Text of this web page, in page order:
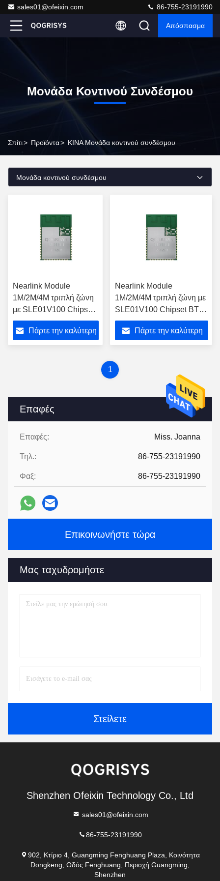
sales01@ofeixin.com 86-755-23191990
Απόσπασμα
Μονάδα Κοντινού Συνδέσμου
Σπίτι> Προϊόντα> ΚΙΝΑ Μονάδα κοντινού συνδέσμου
Επαφές
Επαφές: Miss. Joanna
Τηλ.: 86-755-23191990
Φαξ: 86-755-23191990
Επικοινωνήστε τώρα
Μας ταχυδρομήστε
Στείλετε
Μονάδα κοντινού συνδέσμου
Nearlink Module
1M/2M/4M τριπλή ζώνη
με SLE01V100 Chipset
BT έκδοση
Ble5.4+Sle1.0 Uart
Διασύνδεση με 1t1r
Πάρτε την καλύτερη
Nearlink Module
1M/2M/4M τριπλή ζώνη με
SLE01V100 Chipset BT
έκδοση Ble5.4+Sle1.0
Uart Διασύνδεση με 1t1r
Πάρτε την καλύτερη
1
Shenzhen Ofeixin Technology Co., Ltd
sales01@ofeixin.com
86-755-23191990
902, Κτίριο 4, Guangming Fenghuang Plaza, Κοινότητα
Dongkeng, Οδός Fenghuang, Περιοχή Guangming,
Shenzhen